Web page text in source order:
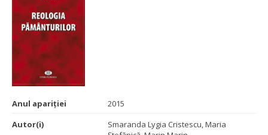
Anul apariției
2015
Autor(i)
Smaranda Lygia Cristescu, Maria